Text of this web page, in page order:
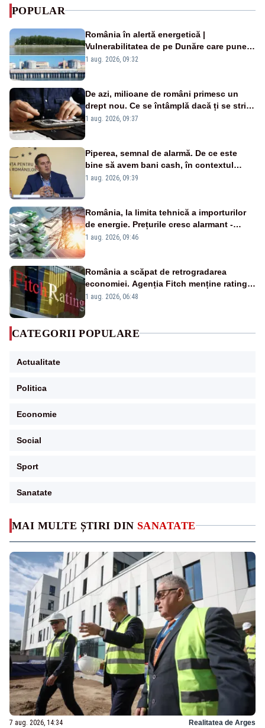
MAI MULTE ȘTIRI DIN SANATATE
7 aug. 2026, 14:34 Realitatea de Arges
POPULAR
România în alertă energetică |
Vulnerabilitatea de pe Dunăre care pune
în pericol Centrala Cernavodă era
1 aug. 2026, 09:32
De azi, milioane de români primesc un
drept nou. Ce se întâmplă dacă ți se strică
un produs
1 aug. 2026, 09:37
Piperea, semnal de alarmă. De ce este
bine să avem bani cash, în contextul
alertei energetice?
1 aug. 2026, 09:39
România, la limita tehnică a importurilor
de energie. Prețurile cresc alarmant -
Analiză Realitatea Plus
1 aug. 2026, 09:46
România a scăpat de retrogradarea
economiei. Agenția Fitch menține ratingul
„BBB-” cu perspectivă negativă
1 aug. 2026, 06:48
CATEGORII POPULARE
Actualitate
Politica
Economie
Social
Sport
Sanatate